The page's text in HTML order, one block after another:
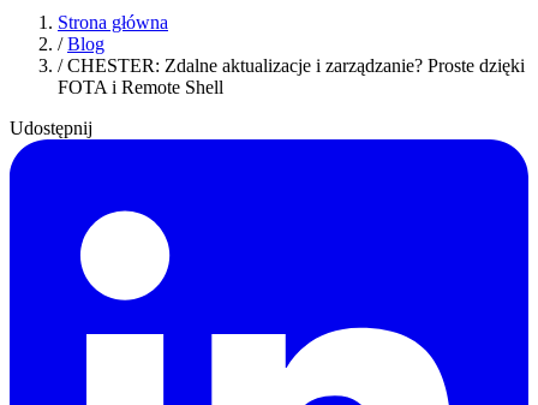
Strona główna
/ Blog
/ CHESTER: Zdalne aktualizacje i zarządzanie? Proste dzięki
FOTA i Remote Shell
Udostępnij